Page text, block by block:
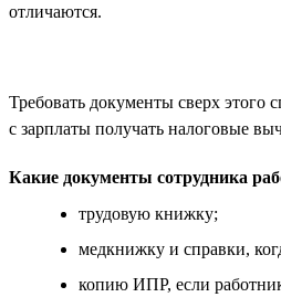
отличаются.
Требовать документы сверх
с зарплаты получать налоговые
Какие документы сотрудника
трудовую книжку;
медкнижку и справки,
копию ИПР, если